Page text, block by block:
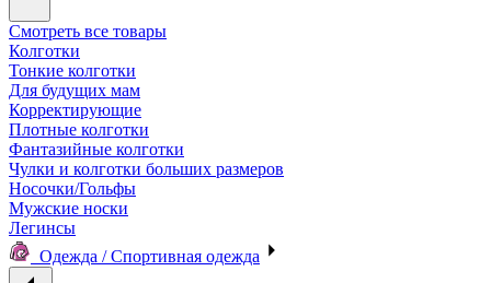
Смотреть все товары
Колготки
Тонкие колготки
Для будущих мам
Корректирующие
Плотные колготки
Фантазийные колготки
Чулки и колготки больших размеров
Носочки/Гольфы
Мужские носки
Легинсы
Одежда / Спортивная одежда